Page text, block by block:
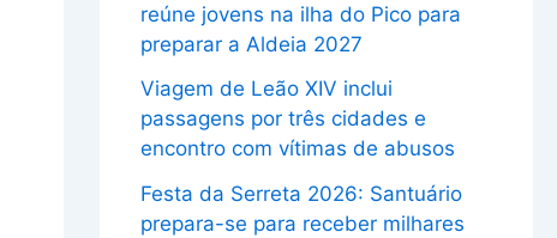
reúne jovens na ilha do Pico para
preparar a Aldeia 2027
Viagem de Leão XIV inclui
passagens por três cidades e
encontro com vítimas de abusos
Festa da Serreta 2026: Santuário
prepara-se para receber milhares